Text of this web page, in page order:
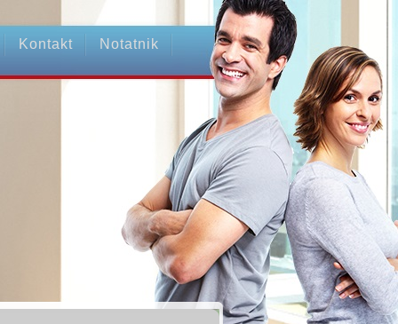
Kontakt Notatnik